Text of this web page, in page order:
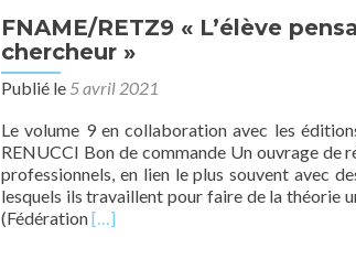
« Parler
et
apprendre,
apprendre
et
réussir »
FNAME/RETZ9 « L’élève
chercheur »
Publié le 5 avril 2021
Le volume 9 en collaboration avec les
RENUCCI Bon de commande Un ouvrage de
professionnels, en lien le plus souvent avec
lesquels ils travaillent pour faire de la théorie
(FédérationEn
[…]